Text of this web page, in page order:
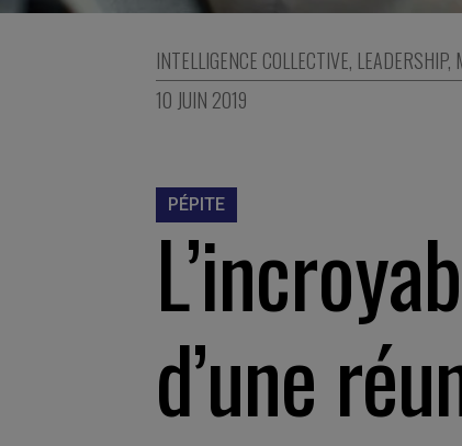
INTELLIGENCE COLLECTIVE, LEADERSHIP,
10 JUIN 2019
PÉPITE
d’une